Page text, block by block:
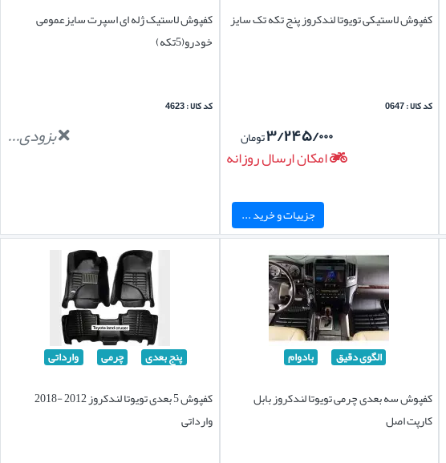
کفپوش لاستیکی تویوتا لندکروز پنج تکه تک سایز
کد کالا : 0647
۳/۲۴۵/۰۰۰تومان
امکان ارسال روزانه
جزییات و خرید ...
کفپوش لاستیک ژله ای اسپرت سایزعمومی
خودرو(5تکه)
کد کالا : 4623
بزودی...
الگوی دقیق بادوام
کفپوش سه بعدی چرمی تویوتا لندکروز بابل
کارپت اصل
پنج بعدی چرمی وارداتی
کفپوش 5 بعدی تویوتا لندکروز 2012 -2018
وارداتی